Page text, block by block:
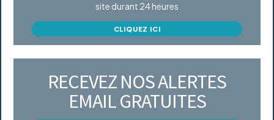
site durant 24 heures
CLIQUEZ ICI
RECEVEZ NOS ALERTES
EMAIL GRATUITES